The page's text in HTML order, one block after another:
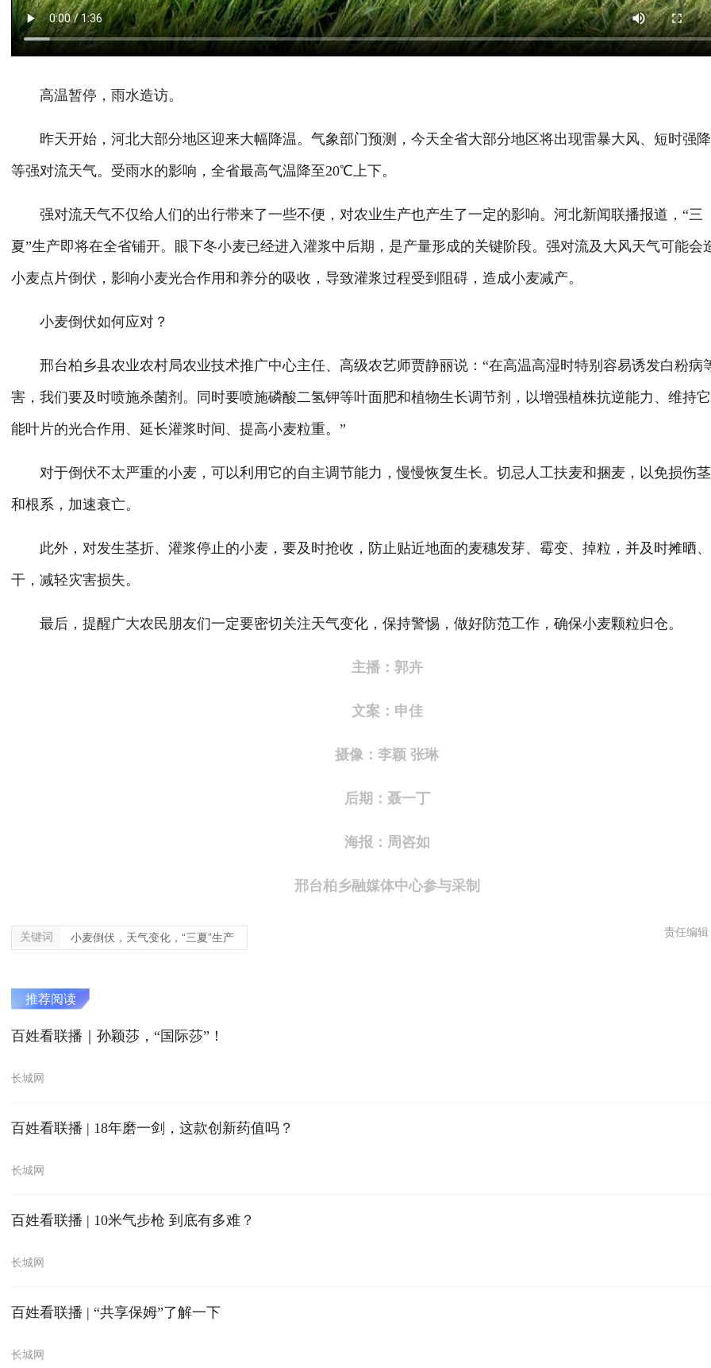
高温暂停，雨水造访。
昨天开始，河北大部分地区迎来大幅降温。气象部门预测，今天全省大部分地区将出现雷暴大风、短时强
等强对流天气。受雨水的影响，全省最高气温降至20℃上下。
强对流天气不仅给人们的出行带来了一些不便，对农业生产也产生了一定的影响。河北新闻联播报道，“三
夏”生产即将在全省铺开。眼下冬小麦已经进入灌浆中后期，是产量形成的关键阶段。强对流及大风天气可能会
小麦点片倒伏，影响小麦光合作用和养分的吸收，导致灌浆过程受到阻碍，造成小麦减产。
小麦倒伏如何应对？
邢台柏乡县农业农村局农业技术推广中心主任、高级农艺师贾静丽说： “在高温高湿时特别容易诱发白粉病
害，我们要及时喷施杀菌剂。同时要喷施磷酸二氢钾等叶面肥和植物生长调节剂，以增强植株抗逆能力、维持
能叶片的光合作用、延长灌浆时间、提高小麦粒重。”
对于倒伏不太严重的小麦，可以利用它的自主调节能力，慢慢恢复生长。切忌人工扶麦和捆麦，以免损伤
和根系，加速衰亡。
此外，对发生茎折、灌浆停止的小麦，要及时抢收，防止贴近地面的麦穗发芽、霉变、掉粒，并及时摊晒
干，减轻灾害损失。
最后，提醒广大农民朋友们一定要密切关注天气变化，保持警惕，做好防范工作，确保小麦颗粒归仓。
主播：郭卉
文案： 申佳
摄像：李颖 张琳
后期：聂一丁
海报：周咨如
邢台柏乡融媒体中心参与采制
关键词 小麦倒伏，天气变化，“三夏”生产 责任编
推荐阅读
百姓看联播｜孙颖莎，“国际莎”！
长城网
百姓看联播 | 18年磨一剑，这款创新药值吗？
长城网
百姓看联播 | 10米气步枪 到底有多难？
长城网
百姓看联播 | “共享保姆”了解一下
长城网